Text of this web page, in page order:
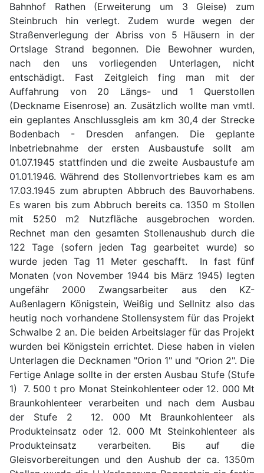
Bahnhof Rathen (Erweiterung um 3 Gleise) zum
Steinbruch hin verlegt. Zudem wurde wegen der
Straßenverlegung der Abriss von 5 Häusern in der
Ortslage Strand begonnen. Die Bewohner wurden,
nach den uns vorliegenden Unterlagen, nicht
entschädigt. Fast Zeitgleich fing man mit der
Auffahrung von 20 Längs- und 1 Querstollen
(Deckname Eisenrose) an. Zusätzlich wollte man vmtl.
ein geplantes Anschlussgleis am km 30,4 der Strecke
Bodenbach - Dresden anfangen. Die geplante
Inbetriebnahme der ersten Ausbaustufe sollt am
01.07.1945 stattfinden und die zweite Ausbaustufe am
01.01.1946. Während des Stollenvortriebes kam es am
17.03.1945 zum abrupten Abbruch des Bauvorhabens.
Es waren bis zum Abbruch bereits ca. 1350 m Stollen
mit 5250 m2 Nutzfläche ausgebrochen worden.
Rechnet man den gesamten Stollenaushub durch die
122 Tage (sofern jeden Tag gearbeitet wurde) so
wurde jeden Tag 11 Meter geschafft. In fast fünf
Monaten (von November 1944 bis März 1945) legten
ungefähr 2000 Zwangsarbeiter aus den KZ-
Außenlagern Königstein, Weißig und Sellnitz also das
heutig noch vorhandene Stollensystem für das Projekt
Schwalbe 2 an. Die beiden Arbeitslager für das Projekt
wurden bei Königstein errichtet. Diese haben in vielen
Unterlagen die Decknamen "Orion 1" und "Orion 2". Die
Fertige Anlage sollte in der ersten Ausbau Stufe (Stufe
1) 7. 500 t pro Monat Steinkohlenteer oder 12. 000 Mt
Braunkohlenteer verarbeiten und nach dem Ausbau
der Stufe 2 12. 000 Mt Braunkohlenteer als
Produkteinsatz oder 12. 000 Mt Steinkohlenteer als
Produkteinsatz verarbeiten. Bis auf die
Gleisvorbereitungen und den Aushub der ca. 1350m